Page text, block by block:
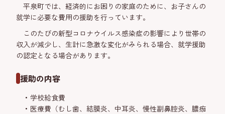
平泉町では、経済的にお困りの家庭のために、お子さんの
就学に必要な費用の援助を行っています。
このたびの新型コロナウイルス感染症の影響により世帯の
収入が減少し、生計に急激な変化がみられる場合、就学援助
の認定となる場合があります。
援助の内容
学校給食費
医療費（むし歯、結膜炎、中耳炎、慢性副鼻腔炎、膿痂